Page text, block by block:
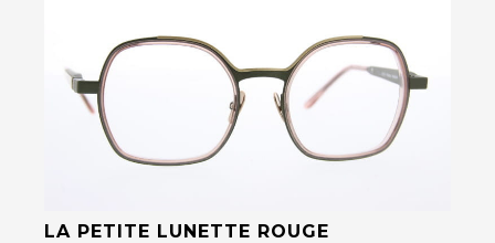
LA PETITE LUNETTE ROUGE